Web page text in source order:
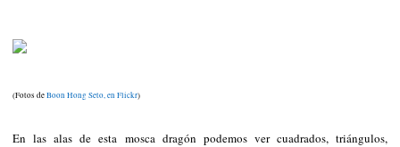
(Fotos deBoon Hong Seto, en Flickr)
En las alas de esta mosca dragón podemos ver cuadrados, triángulos,